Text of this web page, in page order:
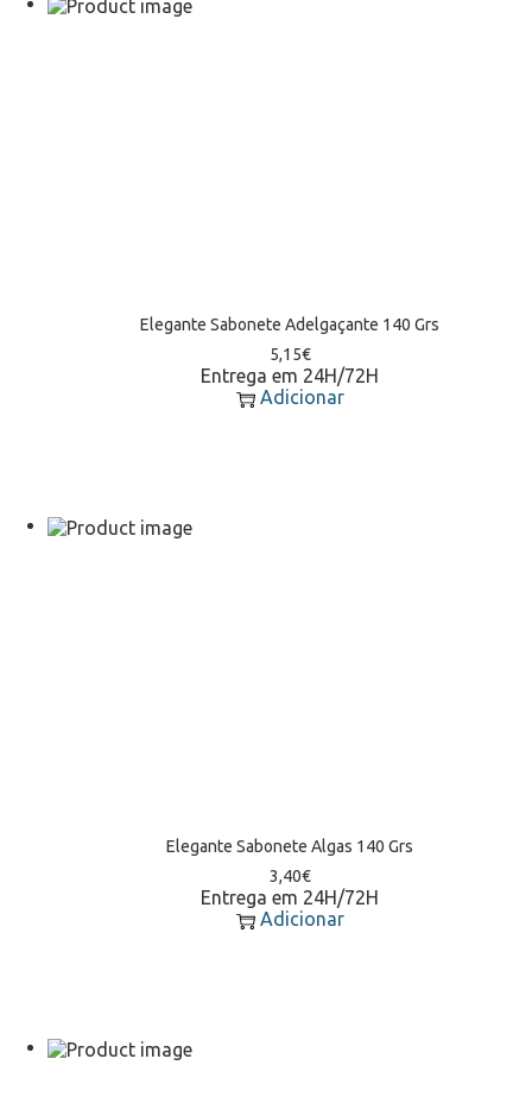
Elegante Sabonete Adelgaçante 140 Grs
5,15€
Entrega em 24H/72H
Adicionar
Elegante Sabonete Algas 140 Grs
3,40€
Entrega em 24H/72H
Adicionar